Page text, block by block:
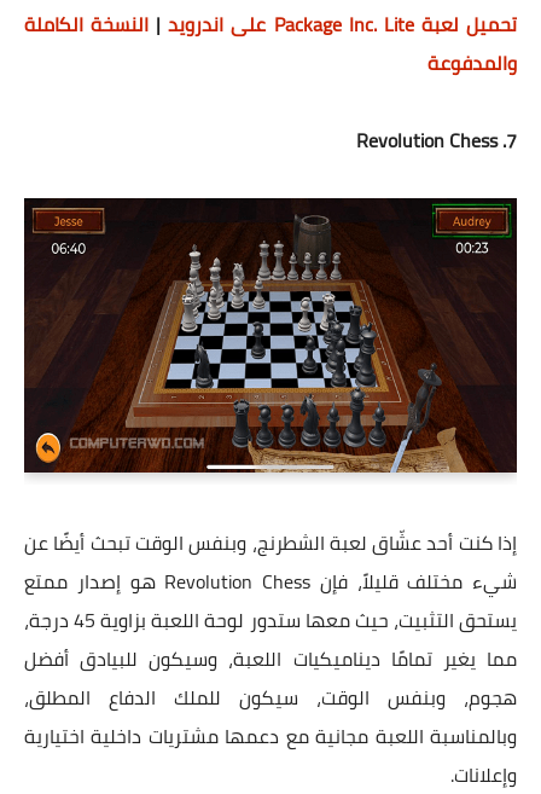
تحميل لعبة Package Inc. Lite‏ على اندرويد | النسخة الكاملة
والمدفوعة
7. Revolution Chess
إذا كنت أحد عشّاق لعبة الشطرنج، وبنفس الوقت تبحث أيضًا عن
شيء مختلف قليلاً، فإن Revolution Chess هو إصدار ممتع
يستحق التثبيت، حيث معها ستدور لوحة اللعبة بزاوية 45 درجة،
مما يغير تمامًا ديناميكيات اللعبة، وسيكون للبيادق أفضل
هجوم، وبنفس الوقت، سيكون للملك الدفاع المطلق،
وبالمناسبة اللعبة مجانية مع دعمها مشتريات داخلية اختيارية
وإعلانات.